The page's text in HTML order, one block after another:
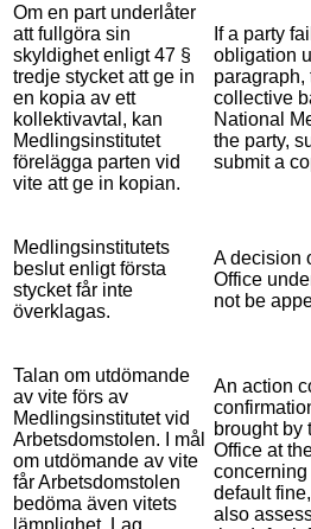
Om en part underlåter
att fullgöra sin
skyldighet enligt 47 §
tredje stycket att ge in
en kopia av ett
kollektivavtal, kan
Medlingsinstitutet
förelägga parten vid
vite att ge in kopian.
If a party
obligation
paragraph,
collective
National
the party,
submit a
Medlingsinstitutets
beslut enligt första
stycket får inte
överklagas.
A decision
Office
not be
Talan om utdömande
av vite förs av
Medlingsinstitutet vid
Arbetsdomstolen. I mål
om utdömande av vite
får Arbetsdomstolen
bedöma även vitets
lämplighet. Lag
An action
brought by
Office at
concerning
default
also